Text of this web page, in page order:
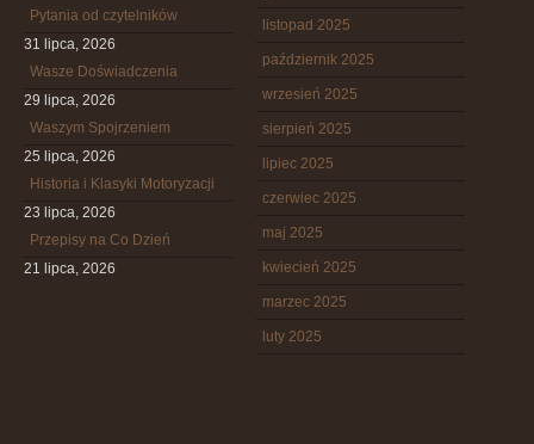
Pytania od czytelników
31 lipca, 2026
Wasze Doświadczenia
29 lipca, 2026
Waszym Spojrzeniem
25 lipca, 2026
Historia i Klasyki Motoryzacji
23 lipca, 2026
Przepisy na Co Dzień
21 lipca, 2026
listopad 2025
październik 2025
wrzesień 2025
sierpień 2025
lipiec 2025
czerwiec 2025
maj 2025
kwiecień 2025
marzec 2025
luty 2025